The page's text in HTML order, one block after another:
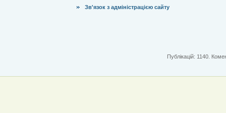
Зв'язок з адміністрацією сайту
Публікацій: 1140.